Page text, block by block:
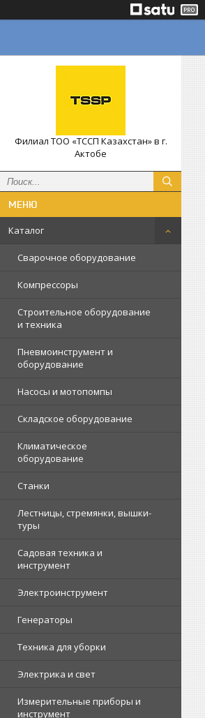
Филиал ТОО «ТССП Казахстан» в г.
Актобе
Каталог
Сварочное оборудование
Компрессоры
Строительное оборудование
и техника
Пневмоинструмент и
оборудование
Насосы и мотопомпы
Складское оборудование
Климатическое
оборудование
Станки
Лестницы, стремянки, вышки-
туры
Садовая техника и
инструмент
Электроинструмент
Генераторы
Техника для уборки
Электрика и свет
Измерительные приборы и
инструмент